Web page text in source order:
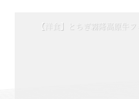
～9/20【和食】
【洋食】とちぎ霧降高原牛